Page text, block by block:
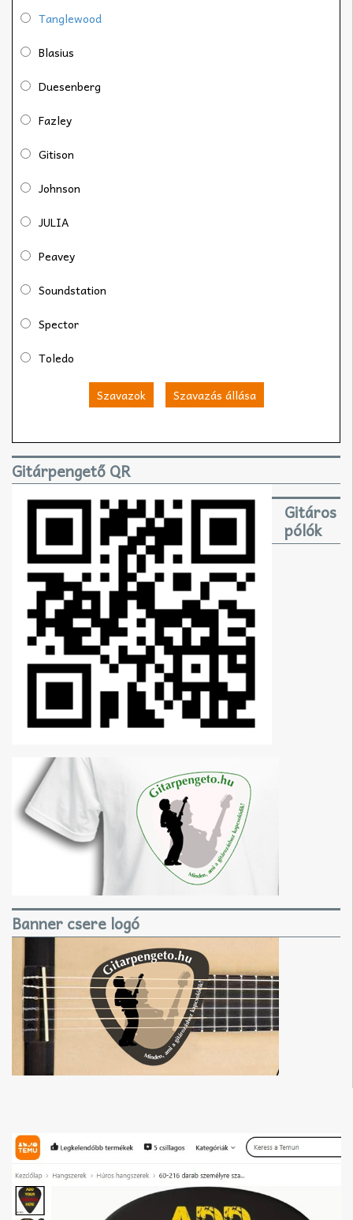
Tanglewood
Blasius
Duesenberg
Fazley
Gitison
Johnson
JULIA
Peavey
Soundstation
Spector
Toledo
Szavazok Szavazás állása
Gitárpengető QR
Gitáros
pólók
Banner csere logó